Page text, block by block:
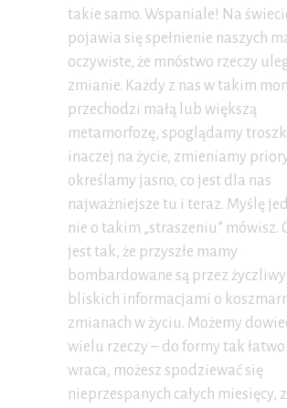
takie samo. Wspaniale! Na
pojawia się spełnienie naszych
oczywiste, że mnóstwo rzeczy
zmianie. Każdy z nas w takim
przechodzi małą lub większą
metamorfozę, spoglądamy
inaczej na życie, zmieniamy
określamy jasno, co jest dla nas
najważniejsze tu i teraz. Myślę
nie o takim „straszeniu” mówisz.
jest tak, że przyszłe mamy
bombardowane są przez
bliskich informacjami o
zmianach w życiu. Możemy
wielu rzeczy – do formy tak łatwo
wraca, możesz spodziewać się
nieprzespanych całych miesięcy,